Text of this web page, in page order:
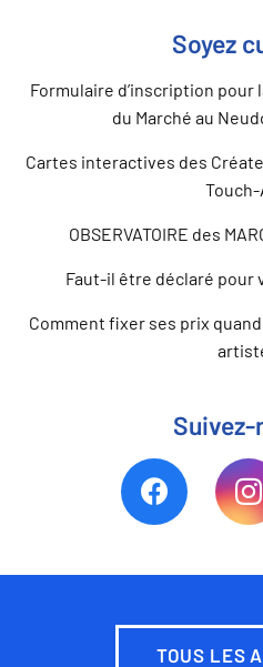
Soyez
Formulaire d’inscription pour
du Marché au
Cartes interactives des
OBSERVATOIRE des
Faut-il être déclaré pour
Comment fixer ses prix
Suivez-
TOUS LES